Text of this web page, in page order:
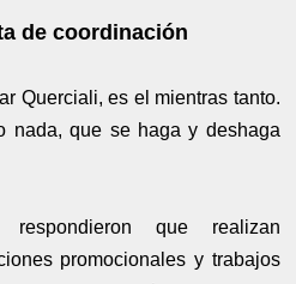
de coordinación
Querciali, es el mientras tanto.
nada, que se haga y deshaga
que realizan
promocionales y trabajos